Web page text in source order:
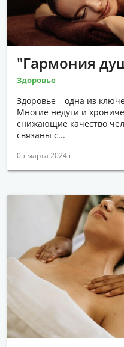
НАУКА И ТЕХНОЛОГИИ
ПОКУПКИ
СОЦИАЛЬНОЕ
ОБЩЕСТВО
СПЕЦПРОЕКТЫ
"Гармония
Здоровье
Здоровье – одна из
Многие недуги и
снижающие качество
связаны с...
05 марта 2024 г.